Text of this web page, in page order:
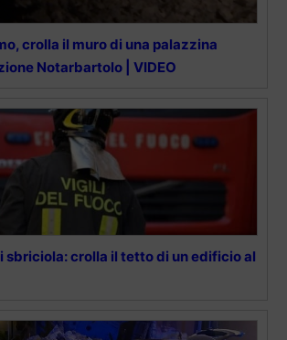
crolla il muro di una palazzina
Notarbartolo | VIDEO
sbriciola: crolla il tetto di un edificio al